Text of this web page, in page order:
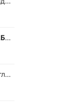
"БИ ӨӨРИЙХӨӨРӨӨ..." МУСТА Б.Баяндалай
"ЦЭНХЭР ТЭНГЭРИЙН ОРОН" тоглолт